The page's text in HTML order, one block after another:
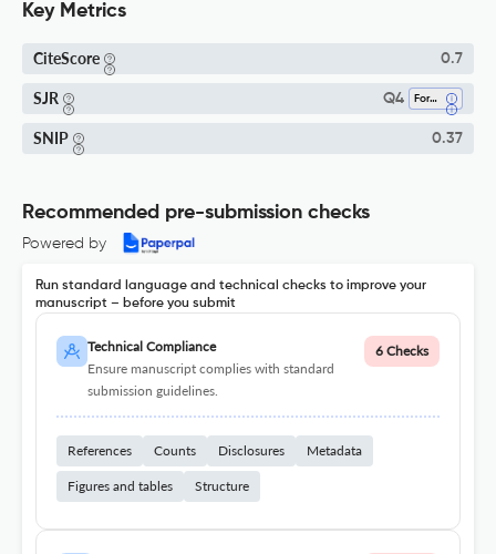
Key Metrics
CiteScore 0.7
SJR Q4 Forestry
SNIP 0.37
Recommended pre-submission checks
Powered by
Run standard language and technical checks to improve your
manuscript – before you submit
Technical Compliance
Ensure manuscript complies with standard
submission guidelines.
6 Checks
References Counts Disclosures Metadata
Figures and tables Structure